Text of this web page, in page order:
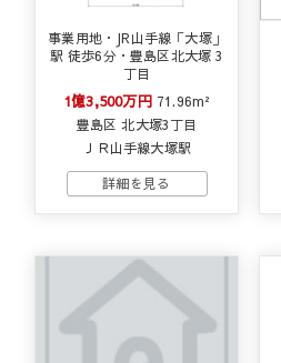
事業用地・JR山手線「大塚」
駅 徒歩6分・豊島区北大塚 3
丁目
1億3,500万円 71.96m²
豊島区 北大塚3丁目
ＪＲ山手線大塚駅